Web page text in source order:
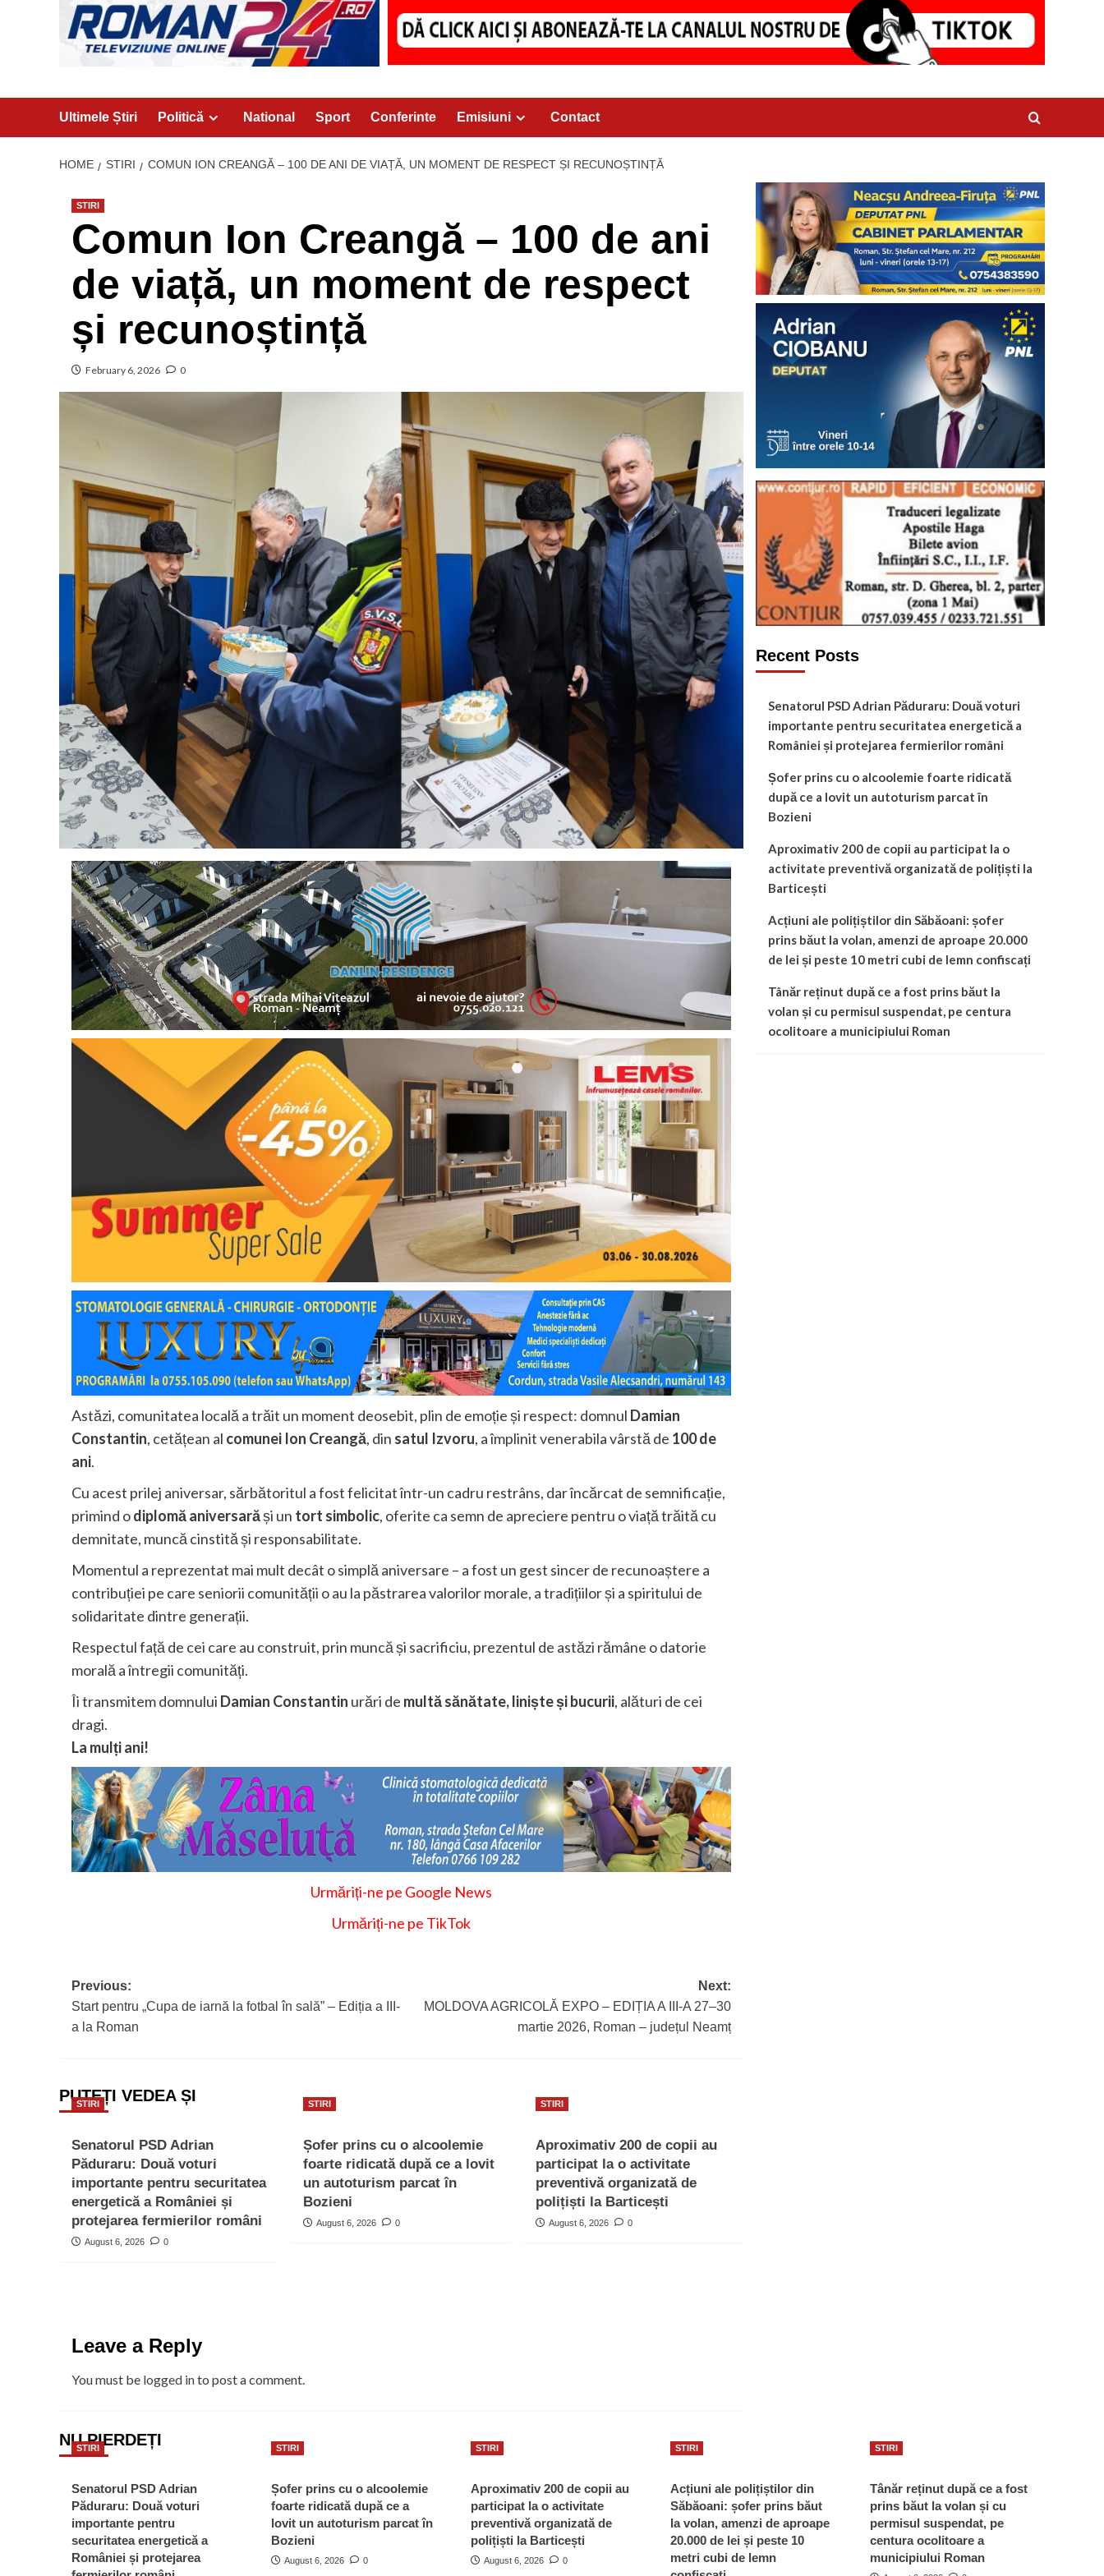
Ultimele Știri Politică National Sport Conferinte Emisiuni Contact
HOME STIRI COMUN ION CREANGĂ – 100 DE ANI DE VIAȚĂ, UN MOMENT DE RESPECT ȘI RECUNOȘTINȚĂ
STIRI
Comun Ion Creangă – 100 de ani
de viață, un moment de respect
și recunoștință
February 6, 2026 0
Astăzi, comunitatea locală a trăit un moment deosebit, plin de emoție și respect: domnul Damian
Constantin, cetățean al comunei Ion Creangă, din satul Izvoru, a împlinit venerabila vârstă de 100 de
ani.
Cu acest prilej aniversar, sărbătoritul a fost felicitat într-un cadru restrâns, dar încărcat de semnificație,
primind odiplomă aniversarăși un tort simbolic, oferite ca semn de apreciere pentru o viață trăită cu
demnitate, muncă cinstită și responsabilitate.
Momentul a reprezentat mai mult decât o simplă aniversare – a fost un gest sincer de recunoaștere a
contribuției pe care seniorii comunității o au la păstrarea valorilor morale, a tradițiilor și a spiritului de
solidaritate dintre generații.
Respectul față de cei care au construit, prin muncă și sacrificiu, prezentul de astăzi rămâne o datorie
morală a întregii comunități.
Îi transmitem domnului Damian Constantin urări de multă sănătate, liniște și bucurii, alături de cei
dragi.
La mulți ani!
Urmăriți-ne pe Google News
Urmăriți-ne pe TikTok
Post
navigation
Previous:
Start pentru „Cupa de iarnă la fotbal în sală” – Ediția a III-
a la Roman
Next:
MOLDOVA AGRICOLĂ EXPO – EDIȚIA A III-A 27–30
martie 2026, Roman – județul Neamț
PUTEȚI VEDEA ȘI
STIRI
Senatorul PSD Adrian
Păduraru: Două voturi
importante pentru securitatea
energetică a României și
protejarea fermierilor români
August 6, 2026 0
STIRI
Șofer prins cu o alcoolemie
foarte ridicată după ce a lovit
un autoturism parcat în
Bozieni
August 6, 2026 0
STIRI
Aproximativ 200 de copii au
participat la o activitate
preventivă organizată de
polițiști la Barticești
August 6, 2026 0
Leave a Reply
You must be logged into post a comment.
Recent Posts
Senatorul PSD Adrian Păduraru: Două voturi
importante pentru securitatea energetică a
României și protejarea fermierilor români
Șofer prins cu o alcoolemie foarte ridicată
după ce a lovit un autoturism parcat în
Bozieni
Aproximativ 200 de copii au participat la o
activitate preventivă organizată de polițiști la
Barticești
Acțiuni ale polițiștilor din Săbăoani: șofer
prins băut la volan, amenzi de aproape 20.000
de lei și peste 10 metri cubi de lemn confiscați
Tânăr reținut după ce a fost prins băut la
volan și cu permisul suspendat, pe centura
ocolitoare a municipiului Roman
NU PIERDEȚI
STIRI
Senatorul PSD Adrian
Păduraru: Două voturi
importante pentru
securitatea energetică a
României și protejarea
STIRI
Șofer prins cu o alcoolemie
foarte ridicată după ce a
lovit un autoturism parcat în
Bozieni
August 6, 2026 0
STIRI
Aproximativ 200 de copii au
participat la o activitate
preventivă organizată de
polițiști la Barticești
August 6, 2026 0
STIRI
Acțiuni ale polițiștilor din
Săbăoani: șofer prins băut
la volan, amenzi de aproape
20.000 de lei și peste 10
metri cubi de lemn
STIRI
Tânăr reținut după ce a fost
prins băut la volan și cu
permisul suspendat, pe
centura ocolitoare a
municipiului Roman